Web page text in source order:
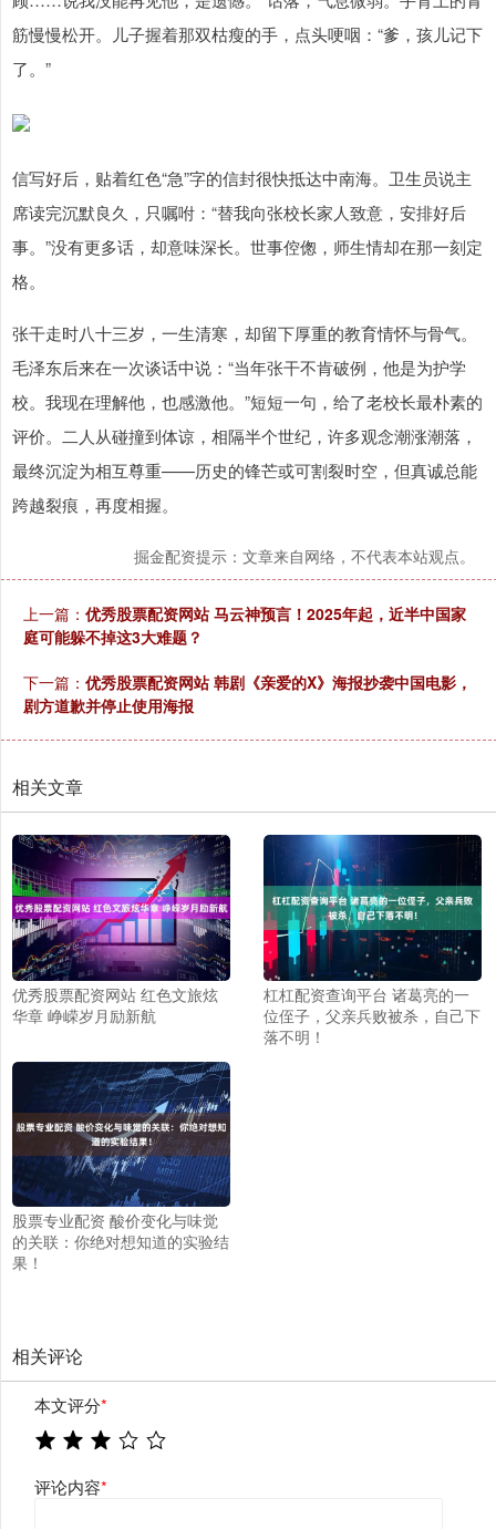
筋慢慢松开。儿子握着那双枯瘦的手，点头哽咽：“爹，孩儿记下
了。”
信写好后，贴着红色“急”字的信封很快抵达中南海。卫生员说主
席读完沉默良久，只嘱咐：“替我向张校长家人致意，安排好后
事。”没有更多话，却意味深长。世事倥偬，师生情却在那一刻定
格。
张干走时八十三岁，一生清寒，却留下厚重的教育情怀与骨气。
毛泽东后来在一次谈话中说：“当年张干不肯破例，他是为护学
校。我现在理解他，也感激他。”短短一句，给了老校长最朴素的
评价。二人从碰撞到体谅，相隔半个世纪，许多观念潮涨潮落，
最终沉淀为相互尊重——历史的锋芒或可割裂时空，但真诚总能
跨越裂痕，再度相握。
掘金配资提示：文章来自网络，不代表本站观点。
上一篇： 优秀股票配资网站 马云神预言！2025年起，近半中国家
庭可能躲不掉这3大难题？
下一篇： 优秀股票配资网站 韩剧《亲爱的X》海报抄袭中国电影，
剧方道歉并停止使用海报
相关文章
优秀股票配资网站 红色文旅炫
华章 峥嵘岁月励新航
杠杠配资查询平台 诸葛亮的一
位侄子，父亲兵败被杀，自己下
落不明！
股票专业配资 酸价变化与味觉
的关联：你绝对想知道的实验结
果！
相关评论
本文评分*
评论内容*